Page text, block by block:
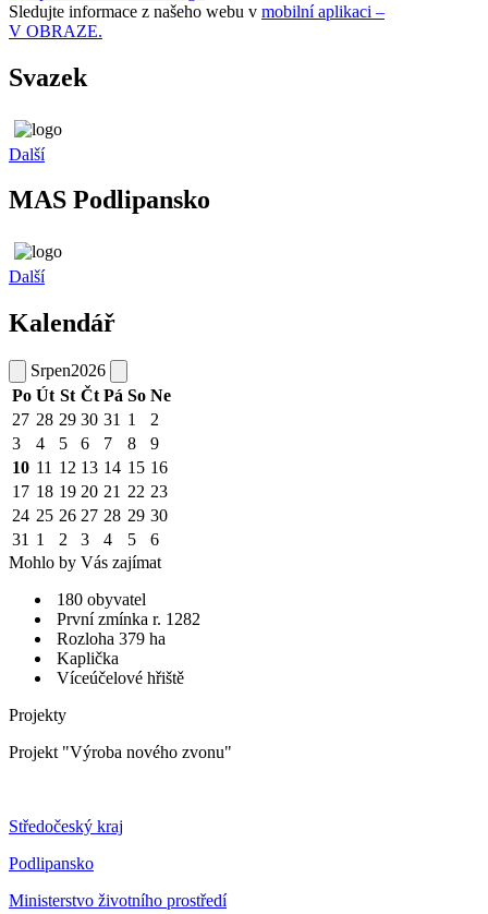
Sledujte informace z našeho webu v mobilní aplikaci –
V OBRAZE.
Svazek
Další
MAS Podlipansko
Další
Kalendář
Srpen2026
Po Út St Čt Pá So Ne
27 28 29 30 31 1
2
3
4 5 6 7 8
9
10 11 12 13 14 15 16
17 18 19 20 21 22 23
24 25 26 27 28 29 30
31 1 2 3 4 5
6
Mohlo by Vás zajímat
180 obyvatel
První zmínka r. 1282
Rozloha 379 ha
Kaplička
Víceúčelové hřiště
Projekty
Projekt "Výroba nového zvonu"
Středočeský kraj
Podlipansko
Ministerstvo životního prostředí